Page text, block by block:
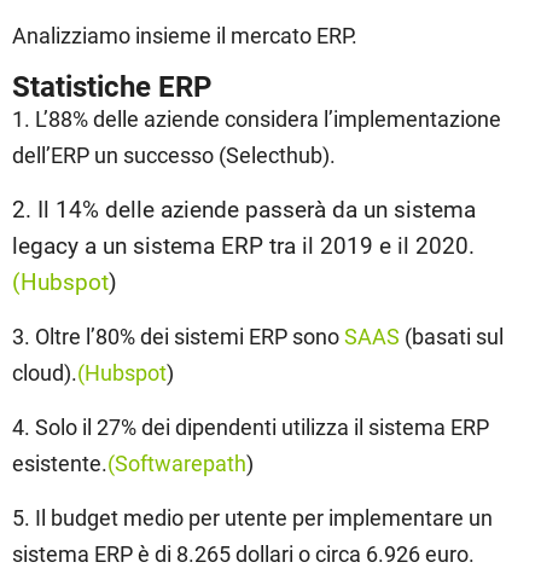
Analizziamo insieme il mercato ERP.
Statistiche ERP
1. L’88% delle aziende considera l’implementazione
dell’ERP un successo (Selecthub).
2. Il 14% delle aziende passerà da un sistema
legacy a un sistema ERP tra il 2019 e il 2020.
(Hubspot)
3. Oltre l’80% dei sistemi ERP sonoSAAS (basati sul
cloud).(Hubspot)
4. Solo il 27% dei dipendenti utilizza il sistema ERP
esistente.(Softwarepath)
5. Il budget medio per utente per implementare un
sistema ERP è di 8.265 dollari o circa 6.926 euro.